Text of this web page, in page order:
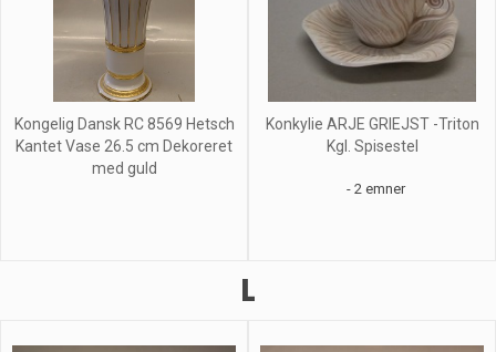
Kongelig Dansk RC 8569 Hetsch
Kantet Vase 26.5 cm Dekoreret
med guld
Konkylie ARJE GRIEJST -Triton
Kgl. Spisestel
- 2 emner
L